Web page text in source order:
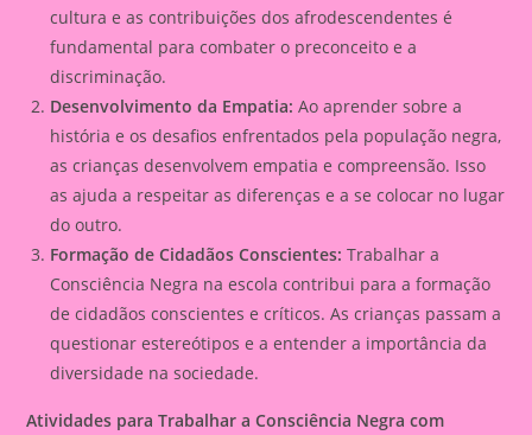
cultura e as contribuições dos afrodescendentes é
fundamental para combater o preconceito e a
discriminação.
Desenvolvimento da Empatia: Ao aprender sobre a
história e os desafios enfrentados pela população negra,
as crianças desenvolvem empatia e compreensão. Isso
as ajuda a respeitar as diferenças e a se colocar no lugar
do outro.
Formação de Cidadãos Conscientes: Trabalhar a
Consciência Negra na escola contribui para a formação
de cidadãos conscientes e críticos. As crianças passam a
questionar estereótipos e a entender a importância da
diversidade na sociedade.
Atividades para Trabalhar a Consciência Negra com